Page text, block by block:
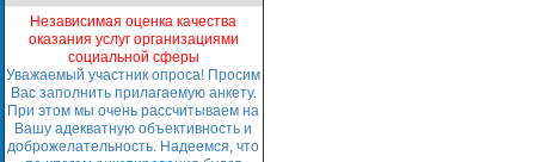
Независимая оценка качества
оказания услуг организациями
социальной сферы
Уважаемый участник опроса! Просим
Вас заполнить прилагаемую анкету.
При этом мы очень рассчитываем на
Вашу адекватную объективность и
доброжелательность. Надеемся, что